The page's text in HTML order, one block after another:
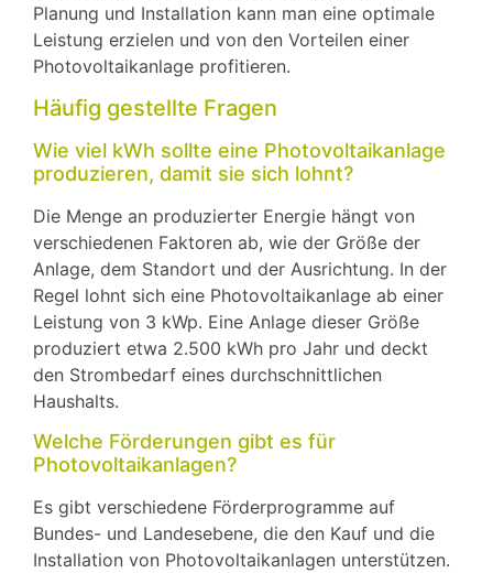
Planung und Installation kann man eine optimale
Leistung erzielen und von den Vorteilen einer
Photovoltaikanlage profitieren.
Häufig gestellte Fragen
Wie viel kWh sollte eine Photovoltaikanlage
produzieren, damit sie sich lohnt?
Die Menge an produzierter Energie hängt von
verschiedenen Faktoren ab, wie der Größe der
Anlage, dem Standort und der Ausrichtung. In der
Regel lohnt sich eine Photovoltaikanlage ab einer
Leistung von 3 kWp. Eine Anlage dieser Größe
produziert etwa 2.500 kWh pro Jahr und deckt
den Strombedarf eines durchschnittlichen
Haushalts.
Welche Förderungen gibt es für
Photovoltaikanlagen?
Es gibt verschiedene Förderprogramme auf
Bundes- und Landesebene, die den Kauf und die
Installation von Photovoltaikanlagen unterstützen.